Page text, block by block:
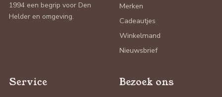
1994 een begrip voor Den
Helder en omgeving.
Merken
Cadeautjes
Winkelmand
Nieuwsbrief
Service Bezoek ons